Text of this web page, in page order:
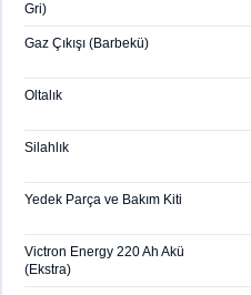
Gri)
Gaz Çıkışı (Barbekü)
Oltalık
Silahlık
Yedek Parça ve Bakım Kiti
Victron Energy 220 Ah Akü
(Ekstra)